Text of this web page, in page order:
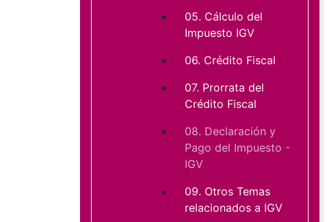
05. Cálculo del
Impuesto IGV
06. Crédito Fiscal
07. Prorrata del
Crédito Fiscal
08. Declaración y
Pago del Impuesto -
IGV
09. Otros Temas
relacionados a IGV